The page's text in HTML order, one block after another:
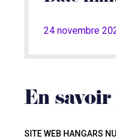
24 novembre
En
SITE WEB HANGARS